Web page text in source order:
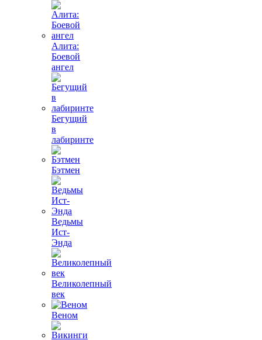
Алита:
Боевой
ангел
Бегущий
в
лабиринте
Бэтмен
Ведьмы
Ист-
Энда
Великолепный
век
Веном